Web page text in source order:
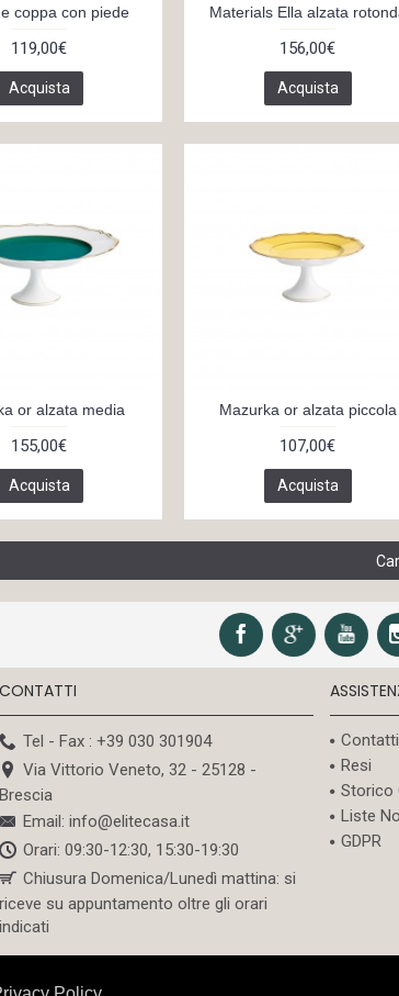
coppa con piede
119,00€
Acquista
Materials Ella alzata
156,00€
Acquista
or alzata media
155,00€
Acquista
Mazurka or alzata piccola
107,00€
Acquista
CONTATTI
Tel - Fax : +39 030 301904
Via Vittorio Veneto, 32 - 25128 -
Brescia
Email: info@elitecasa.it
Orari: 09:30-12:30, 15:30-19:30
Chiusura Domenica/Lunedì mattina: si
riceve su appuntamento oltre gli orari
indicati
Contatti
Resi
Storico
Liste
GDPR